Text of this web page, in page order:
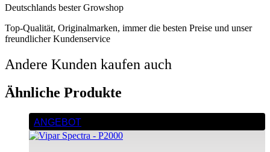
Deutschlands bester Growshop
Top-Qualität, Originalmarken, immer die besten Preise und unser
freundlicher Kundenservice
Andere Kunden kaufen auch
Ähnliche Produkte
ANGEBOT